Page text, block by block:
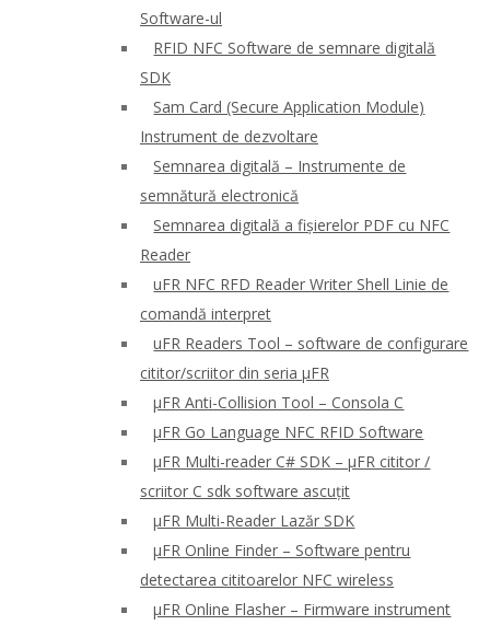
Software-ul
RFID NFC Software de semnare digitală
SDK
Sam Card (Secure Application Module)
Instrument de dezvoltare
Semnarea digitală – Instrumente de
semnătură electronică
Semnarea digitală a fișierelor PDF cu NFC
Reader
uFR NFC RFD Reader Writer Shell Linie de
comandă interpret
uFR Readers Tool – software de configurare
cititor/scriitor din seria μFR
μFR Anti-Collision Tool – Consola C
μFR Go Language NFC RFID Software
μFR Multi-reader C# SDK – μFR cititor /
scriitor C sdk software ascuțit
μFR Multi-Reader Lazăr SDK
μFR Online Finder – Software pentru
detectarea cititoarelor NFC wireless
μFR Online Flasher – Firmware instrument